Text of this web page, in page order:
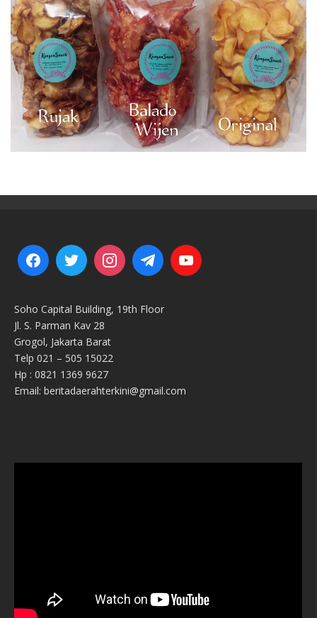
Soho Capital Building, 19th Floor
Jl. S. Parman Kav 28
Grogol, Jakarta Barat
Telp 021 – 505 15022
Hp : 0821 1369 9627
Email: beritadaerahterkini@gmail.com